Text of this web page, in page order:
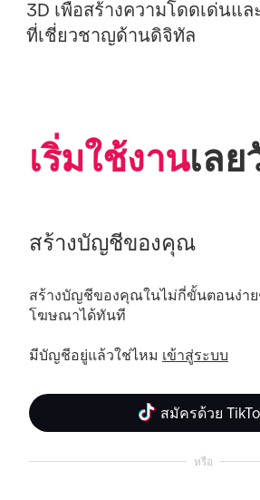
3D เพื่อสร้างความโดดเด่นแ
ที่เชี่ยวชาญด้านดิจิทัล
เริ่มใช้งานเล
สร้างบัญชีของคุณ
สร้างบัญชีของคุณในไม่กี่ขั้นตอนง่าย
โฆษณาได้ทันที
มีบัญชีอยู่แล้วใช่ไหม เข้าสู่ระบบ
สมัครด้วย
หรือ